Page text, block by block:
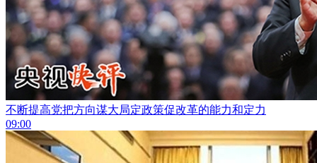
不断提高党把方向谋大局定政策促改革的能力和定力
09:00